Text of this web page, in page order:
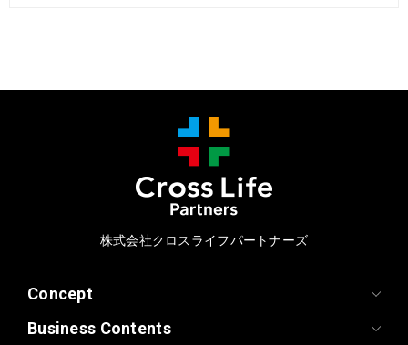
株式会社クロスライフパートナーズ
Concept
Business Contents